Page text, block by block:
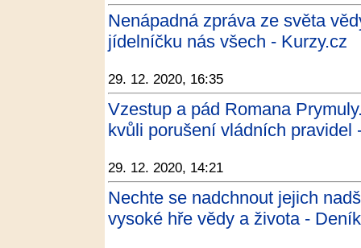
Nenápadná zpráva ze světa
jídelníčku nás všech - Kurzy.cz
29. 12. 2020, 16:35
Vzestup a pád Romana
kvůli porušení vládních pravidel
29. 12. 2020, 14:21
Nechte se nadchnout jejich
vysoké hře vědy a života -